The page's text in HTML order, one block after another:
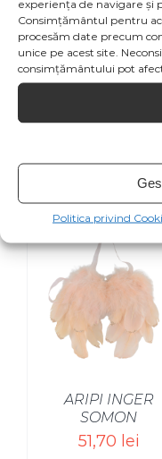
experiența de navigare și
Consimțământul pentru
procesăm date precum
unice pe acest site.
consimțământului pot
Politica privind
Facebook
Pin This
ARIPI INGER
SOMON
51,70 lei
SELECT
/